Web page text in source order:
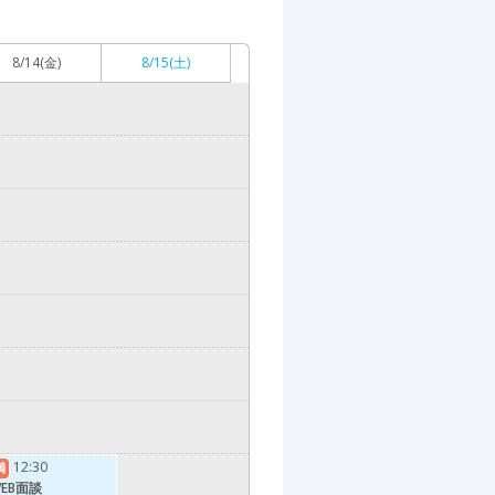
8/14(金) 8/15(土)
12:30
面談